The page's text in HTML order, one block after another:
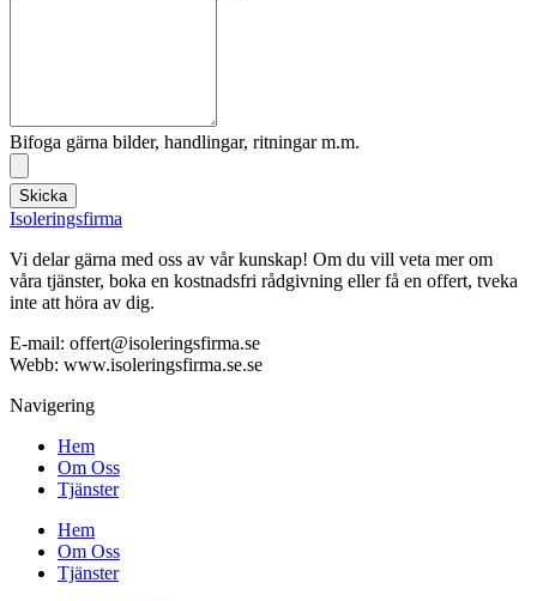
Bifoga gärna bilder, handlingar, ritningar m.m.
Skicka
Isoleringsfirma
Vi delar gärna med oss av vår kunskap! Om du vill veta mer om
våra tjänster, boka en kostnadsfri rådgivning eller få en offert, tveka
inte att höra av dig.
E-mail: offert@isoleringsfirma.se
Webb: www.isoleringsfirma.se.se
Navigering
Hem
Om Oss
Tjänster
Hem
Om Oss
Tjänster